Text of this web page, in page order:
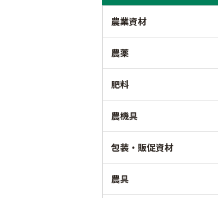
農業資材
農薬
肥料
農機具
包装・販促資材
農具